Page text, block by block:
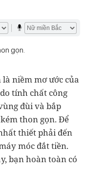
gọn.
niềm mơ ước của
tính chất công
đùi và bắp
thon gọn. Để
thiết phải đến
móc đắt tiền.
bạn hoàn toàn có